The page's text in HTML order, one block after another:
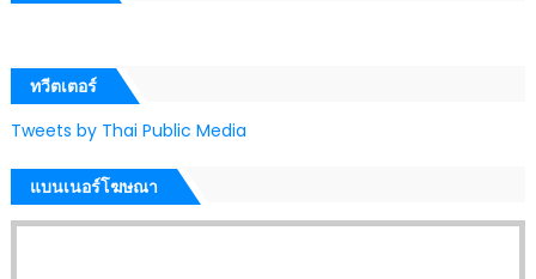
ทวีตเตอร์
Tweets by Thai Public Media
แบนเนอร์โฆษณา